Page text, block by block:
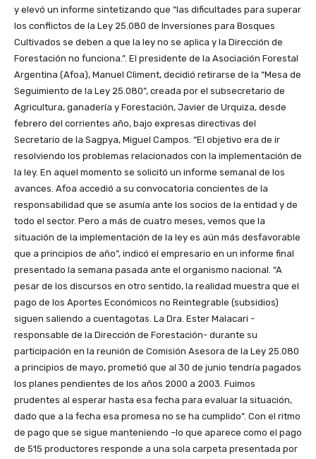
y elevó un informe sintetizando que “las dificultades para superar
los conflictos de la Ley 25.080 de Inversiones para Bosques
Cultivados se deben a que la ley no se aplica y la Dirección de
Forestación no funciona.”. El presidente de la Asociación Forestal
Argentina (Afoa), Manuel Climent, decidió retirarse de la “Mesa de
Seguimiento de la Ley 25.080”, creada por el subsecretario de
Agricultura, ganadería y Forestación, Javier de Urquiza, desde
febrero del corrientes año, bajo expresas directivas del
Secretario de la Sagpya, Miguel Campos. “El objetivo era de ir
resolviendo los problemas relacionados con la implementación de
la ley. En aquel momento se solicitó un informe semanal de los
avances. Afoa accedió a su convocatoria concientes de la
responsabilidad que se asumía ante los socios de la entidad y de
todo el sector. Pero a más de cuatro meses, vemos que la
situación de la implementación de la ley es aún más desfavorable
que a principios de año”, indicó el empresario en un informe final
presentado la semana pasada ante el organismo nacional. “A
pesar de los discursos en otro sentido, la realidad muestra que el
pago de los Aportes Económicos no Reintegrable (subsidios)
siguen saliendo a cuentagotas. La Dra. Ester Malacari -
responsable de la Dirección de Forestación- durante su
participación en la reunión de Comisión Asesora de la Ley 25.080
a principios de mayo, prometió que al 30 de junio tendría pagados
los planes pendientes de los años 2000 a 2003. Fuimos
prudentes al esperar hasta esa fecha para evaluar la situación,
dado que a la fecha esa promesa no se ha cumplido”. Con el ritmo
de pago que se sigue manteniendo –lo que aparece como el pago
de 515 productores responde a una sola carpeta presentada por